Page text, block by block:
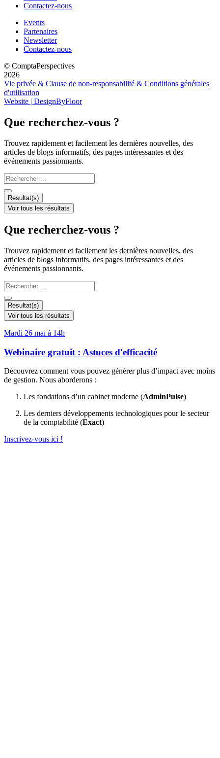
Contactez-nous
Events
Partenaires
Newsletter
Contactez-nous
© ComptaPerspectives
2026
Vie privée & Clause de non-responsabilité & Conditions générales
d'utilisation
Website | DesignByFloor
Que recherchez-vous ?
Trouvez rapidement et facilement les dernières nouvelles, des
articles de blogs informatifs, des pages intéressantes et des
événements passionnants.
Search
...
Resultat(s)
Voir tous les résultats
Que recherchez-vous ?
Trouvez rapidement et facilement les dernières nouvelles, des
articles de blogs informatifs, des pages intéressantes et des
événements passionnants.
Search
...
Resultat(s)
Voir tous les résultats
Mardi 26 mai à 14h
Webinaire gratuit : Astuces d'efficacité
Découvrez comment vous pouvez générer plus d’impact avec moins
de gestion. Nous aborderons :
Les fondations d’un cabinet moderne (AdminPulse)
Les derniers développements technologiques pour le secteur
de la comptabilité (Exact)
Inscrivez-vous ici !